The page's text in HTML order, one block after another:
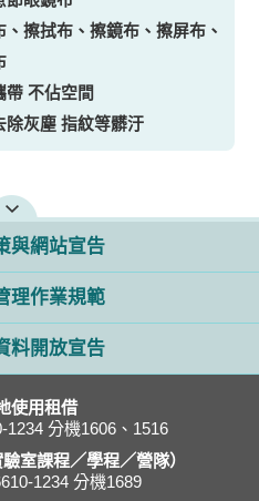
、擦拭布、擦鏡布、擦屏布、
帶 不佔空間
除灰塵 指紋等髒汙
與網站宣告
理作業規範
料開放宣告
使用租借
1234 分機1606、1516
室課程／學程／營隊）
1234 分機1689